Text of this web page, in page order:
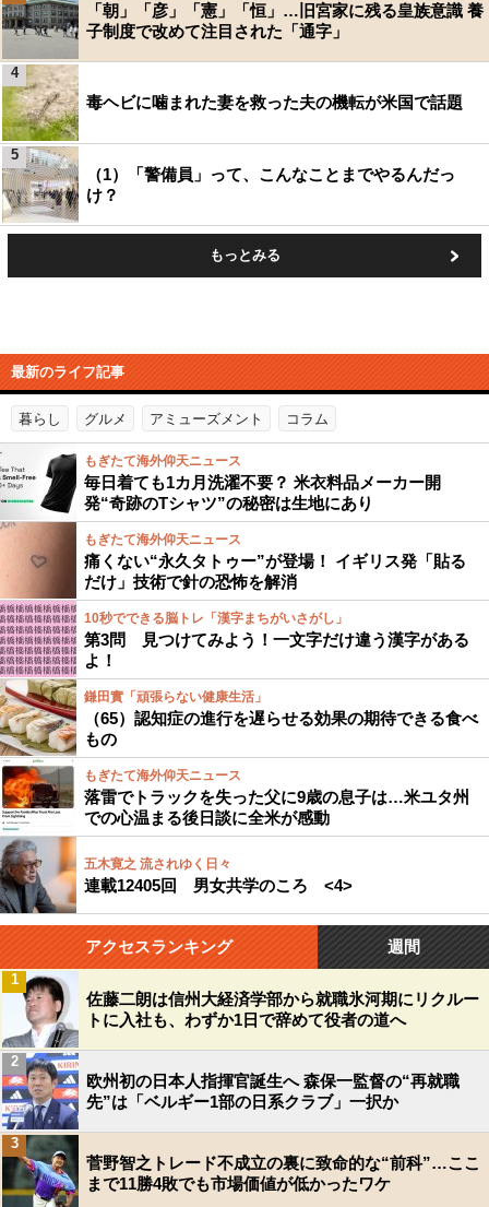
「朝」「彦」「憲」「恒」…旧宮家に残る皇族意識 養
子制度で改めて注目された「通字」
毒ヘビに噛まれた妻を救った夫の機転が米国で話題
4
（1）「警備員」って、こんなことまでやるんだっ
け？
5
もっとみる
最新のライフ記事
暮らし グルメ アミューズメント コラム
もぎたて海外仰天ニュース
毎日着ても1カ月洗濯不要？ 米衣料品メーカー開
発“奇跡のTシャツ”の秘密は生地にあり
もぎたて海外仰天ニュース
痛くない“永久タトゥー”が登場！ イギリス発「貼る
だけ」技術で針の恐怖を解消
10秒でできる脳トレ「漢字まちがいさがし」
第3問 見つけてみよう！一文字だけ違う漢字がある
よ！
鎌田實「頑張らない健康生活」
（65）認知症の進行を遅らせる効果の期待できる食べ
もの
もぎたて海外仰天ニュース
落雷でトラックを失った父に9歳の息子は…米ユタ州
での心温まる後日談に全米が感動
五木寛之 流されゆく日々
連載12405回 男女共学のころ <4>
アクセスランキング 週間
佐藤二朗は信州大経済学部から就職氷河期にリクルー
トに入社も、わずか1日で辞めて役者の道へ
1
欧州初の日本人指揮官誕生へ 森保一監督の“再就職
先”は「ベルギー1部の日系クラブ」一択か
2
菅野智之トレード不成立の裏に致命的な“前科”…ここ
まで11勝4敗でも市場価値が低かったワケ
3